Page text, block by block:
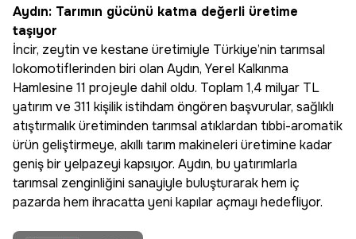
Aydın: Tarımın gücünü katma değerli üretime
taşıyor
İncir, zeytin ve kestane üretimiyle Türkiye’nin tarımsal
lokomotiflerinden biri olan Aydın, Yerel Kalkınma
Hamlesine 11 projeyle dahil oldu. Toplam 1,4 milyar TL
yatırım ve 311 kişilik istihdam öngören başvurular, sağlıklı
atıştırmalık üretiminden tarımsal atıklardan tıbbi-aromatik
ürün geliştirmeye, akıllı tarım makineleri üretimine kadar
geniş bir yelpazeyi kapsıyor. Aydın, bu yatırımlarla
tarımsal zenginliğini sanayiyle buluşturarak hem iç
pazarda hem ihracatta yeni kapılar açmayı hedefliyor.